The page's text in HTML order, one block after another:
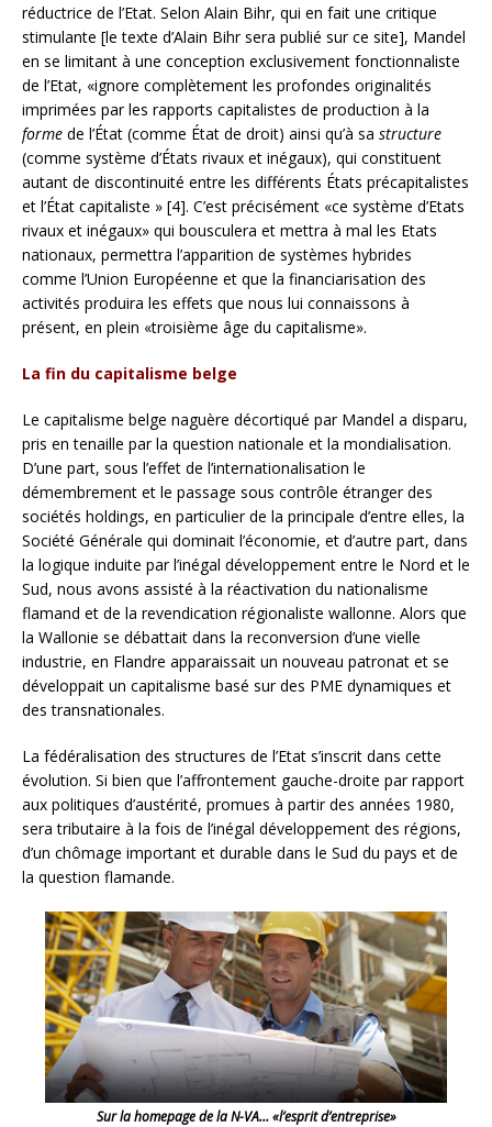
réductrice de l’Etat. Selon Alain Bihr, qui en fait une critique
stimulante [le texte d’Alain Bihr sera publié sur ce site], Mandel
en se limitant à une conception exclusivement fonctionnaliste
de l’Etat, «ignore complètement les profondes originalités
imprimées par les rapports capitalistes de production à la
forme de l’État (comme État de droit) ainsi qu’à sa structure
(comme système d’États rivaux et inégaux), qui constituent
autant de discontinuité entre les différents États précapitalistes
et l’État capitaliste » [4]. C’est précisément «ce système d’Etats
rivaux et inégaux» qui bousculera et mettra à mal les Etats
nationaux, permettra l’apparition de systèmes hybrides
comme l’Union Européenne et que la financiarisation des
activités produira les effets que nous lui connaissons à
présent, en plein «troisième âge du capitalisme».
La fin du capitalisme belge
Le capitalisme belge naguère décortiqué par Mandel a disparu,
pris en tenaille par la question nationale et la mondialisation.
D’une part, sous l’effet de l’internationalisation le
démembrement et le passage sous contrôle étranger des
sociétés holdings, en particulier de la principale d’entre elles, la
Société Générale qui dominait l’économie, et d’autre part, dans
la logique induite par l’inégal développement entre le Nord et le
Sud, nous avons assisté à la réactivation du nationalisme
flamand et de la revendication régionaliste wallonne. Alors que
la Wallonie se débattait dans la reconversion d’une vielle
industrie, en Flandre apparaissait un nouveau patronat et se
développait un capitalisme basé sur des PME dynamiques et
des transnationales.
La fédéralisation des structures de l’Etat s’inscrit dans cette
évolution. Si bien que l’affrontement gauche-droite par rapport
aux politiques d’austérité, promues à partir des années 1980,
sera tributaire à la fois de l’inégal développement des régions,
d’un chômage important et durable dans le Sud du pays et de
la question flamande.
Sur la homepage de la N-VA… «l’esprit d’entreprise»